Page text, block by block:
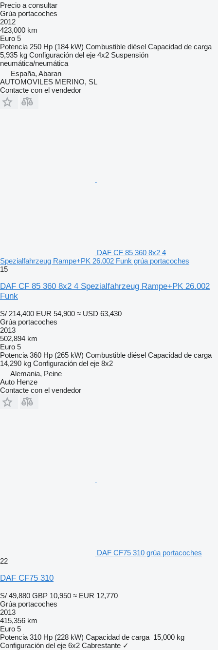
Precio a consultar
Grúa portacoches
2012
423,000 km
Euro 5
Potencia 250 Hp (184 kW) Combustible diésel Capacidad de carga
5,935 kg Configuración del eje 4x2 Suspensión
neumática/neumática
España, Abaran
AUTOMOVILES MERINO, SL
Contacte con el vendedor
DAF CF 85 360 8x2 4
Spezialfahrzeug Rampe+PK 26.002 Funk grúa portacoches
15
DAF CF 85 360 8x2 4 Spezialfahrzeug Rampe+PK 26.002
Funk
S/ 214,400 EUR 54,900 ≈ USD 63,430
Grúa portacoches
2013
502,894 km
Euro 5
Potencia 360 Hp (265 kW) Combustible diésel Capacidad de carga
14,290 kg Configuración del eje 8x2
Alemania, Peine
Auto Henze
Contacte con el vendedor
DAF CF75 310 grúa portacoches
22
DAF CF75 310
S/ 49,880 GBP 10,950 ≈ EUR 12,770
Grúa portacoches
2013
415,356 km
Euro 5
Potencia 310 Hp (228 kW) Capacidad de carga 15,000 kg
Configuración del eje 6x2 Cabrestante ✓